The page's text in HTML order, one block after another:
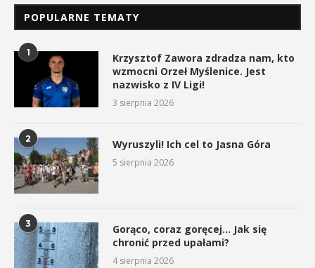
POPULARNE TEMATY
1
Krzysztof Zawora zdradza nam, kto
wzmocni Orzeł Myślenice. Jest
nazwisko z IV Ligi!
3 sierpnia 2026
2 Wyruszyli! Ich cel to Jasna Góra
5 sierpnia 2026
3
Gorąco, coraz goręcej… Jak się
chronić przed upałami?
4 sierpnia 2026